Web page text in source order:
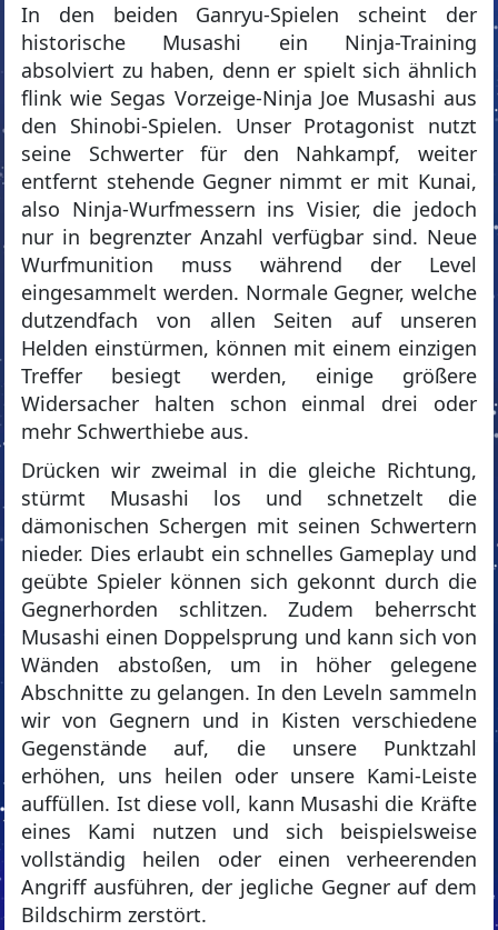
In den beiden Ganryu-Spielen scheint der
historische Musashi ein Ninja-Training
absolviert zu haben, denn er spielt sich ähnlich
flink wie Segas Vorzeige-Ninja Joe Musashi aus
den Shinobi-Spielen. Unser Protagonist nutzt
seine Schwerter für den Nahkampf, weiter
entfernt stehende Gegner nimmt er mit Kunai,
also Ninja-Wurfmessern ins Visier, die jedoch
nur in begrenzter Anzahl verfügbar sind. Neue
Wurfmunition muss während der Level
eingesammelt werden. Normale Gegner, welche
dutzendfach von allen Seiten auf unseren
Helden einstürmen, können mit einem einzigen
Treffer besiegt werden, einige größere
Widersacher halten schon einmal drei oder
mehr Schwerthiebe aus.
Drücken wir zweimal in die gleiche Richtung,
stürmt Musashi los und schnetzelt die
dämonischen Schergen mit seinen Schwertern
nieder. Dies erlaubt ein schnelles Gameplay und
geübte Spieler können sich gekonnt durch die
Gegnerhorden schlitzen. Zudem beherrscht
Musashi einen Doppelsprung und kann sich von
Wänden abstoßen, um in höher gelegene
Abschnitte zu gelangen. In den Leveln sammeln
wir von Gegnern und in Kisten verschiedene
Gegenstände auf, die unsere Punktzahl
erhöhen, uns heilen oder unsere Kami-Leiste
auffüllen. Ist diese voll, kann Musashi die Kräfte
eines Kami nutzen und sich beispielsweise
vollständig heilen oder einen verheerenden
Angriff ausführen, der jegliche Gegner auf dem
Bildschirm zerstört.